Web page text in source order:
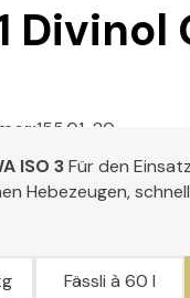
Divinol
155.01-20
ISO 3Für den
Hebezeugen,
Fässli à 60 l